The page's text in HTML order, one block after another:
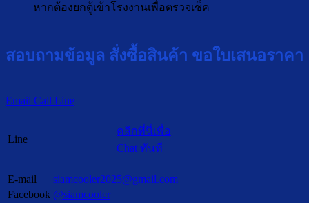
หากต้องยกตู้เข้าโรงงานเพื่อตรวจเช็ค
สอบถามข้อมูล สั่งซื้อสินค้า ขอใบเสนอราคา
Email Call Line
Line
คลิกที่นี่เพื่อ
Chat ทันที
E-mail
siamcooler2025@gmail.com
Facebook @siamcooler